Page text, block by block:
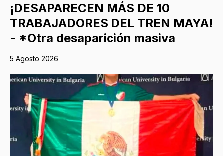
¡DESAPARECEN MÁS DE 10
TRABAJADORES DEL TREN MAYA!
- *Otra desaparición masiva
5 Agosto 2026